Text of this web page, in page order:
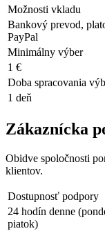
Možnosti vkladu
Bankový prevod,
PayPal
Minimálny výber
1 €
Doba spracovania
1 deň
Zákaznícka
Obidve spoločnosti
klientov.
Dostupnosť podpory
24 hodín denne
piatok)